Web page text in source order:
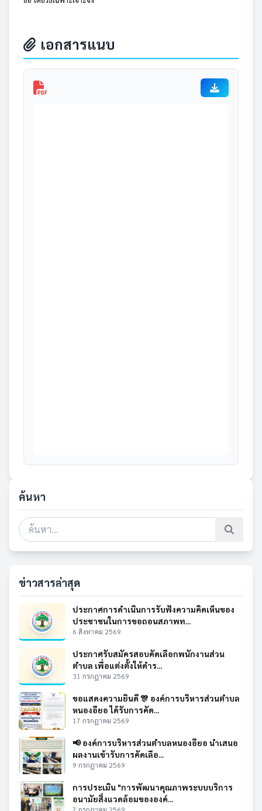
เอกสารแนบ
ค้นหา
ข่าวสารล่าสุด
ประกาศการดำเนินการรับฟังความคิดเห็นของ
ประชาชนในการขอถอนสภาพท...
6 สิงหาคม 2569
ประกาศรับสมัครสอบคัดเลือกพนักงานส่วน
ตำบล เพื่อแต่งตั้งให้ดำร...
31 กรกฎาคม 2569
ขอแสดงความยินดี 🎊 องค์การบริหารส่วนตำบล
หนองอียอ ได้รับการคัด...
17 กรกฎาคม 2569
📢 องค์การบริหารส่วนตำบลหนองอียอ นำเสนอ
ผลงานเข้ารับการคัดเลือ...
9 กรกฎาคม 2569
การประเมิน "การพัฒนาคุณภาพระบบบริการ
อนามัยสิ่งแวดล้อมขององค์...